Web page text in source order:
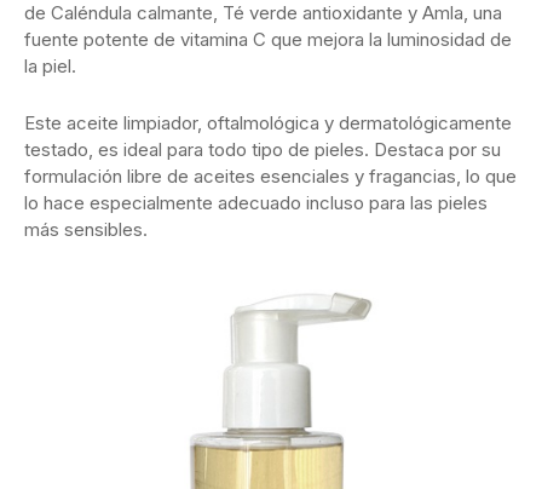
de Caléndula calmante, Té verde antioxidante y Amla, una
fuente potente de vitamina C que mejora la luminosidad de
la piel.
Este aceite limpiador, oftalmológica y dermatológicamente
testado, es ideal para todo tipo de pieles. Destaca por su
formulación libre de aceites esenciales y fragancias, lo que
lo hace especialmente adecuado incluso para las pieles
más sensibles.